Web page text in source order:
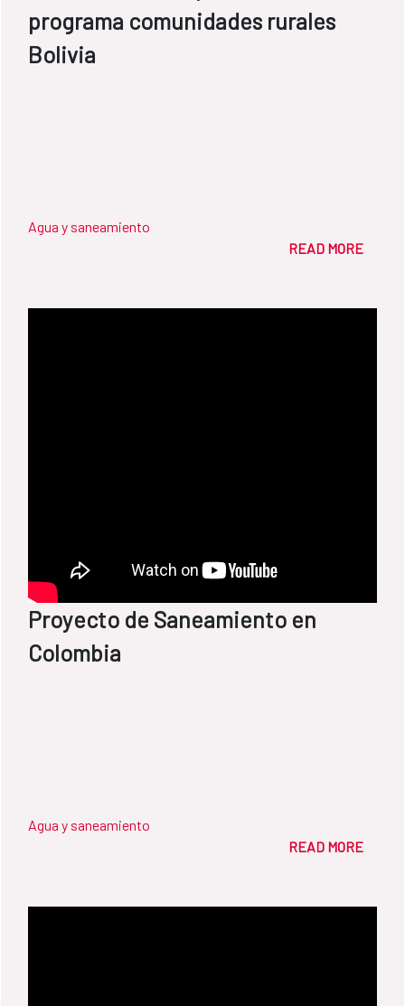
programa comunidades rurales
Bolivia
Agua y saneamiento
READ MORE
Proyecto de Saneamiento en
Colombia
Agua y saneamiento
READ MORE